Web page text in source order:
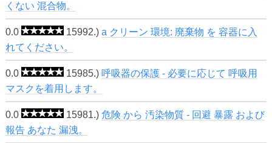
くない 混合物。
0.0 15992.) a クリーン 環境: 廃棄物 を 容器に入
れてください。
0.0 15985.) 呼吸器の保護 - 必要に応じて 呼吸用
マスクを着用します。
0.0 15981.) 危険 から 汚染物質 - 回避 暴露 および
報告 あなた 漏洩。